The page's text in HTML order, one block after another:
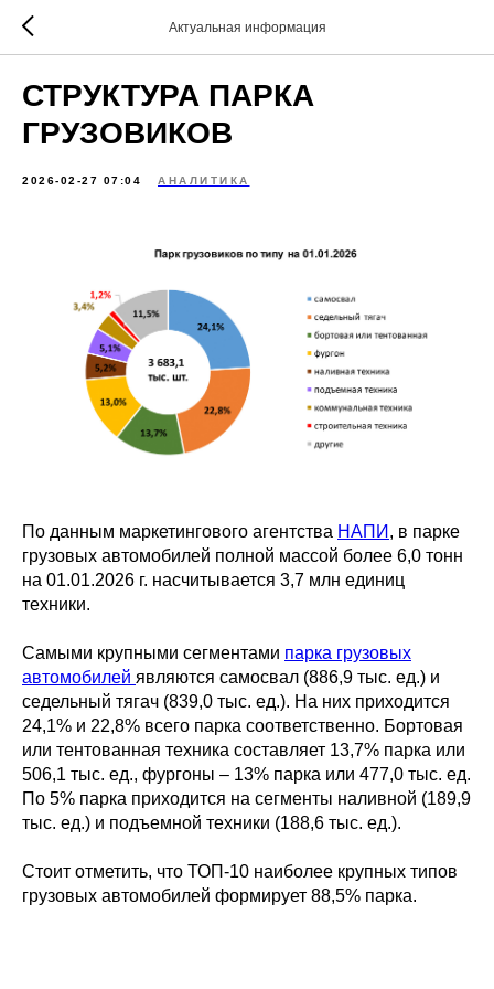
Актуальная информация
СТРУКТУРА ПАРКА
ГРУЗОВИКОВ
2026-02-27 07:04 АНАЛИТИКА
По данным маркетингового агентства НАПИ , в парке
грузовых автомобилей полной массой более 6,0 тонн
на 01.01.2026 г. насчитывается 3,7 млн единиц
техники.
Самыми крупными сегментами парка грузовых
автомобилей являются самосвал (886,9 тыс. ед.) и
седельный тягач (839,0 тыс. ед.). На них приходится
24,1% и 22,8% всего парка соответственно. Бортовая
или тентованная техника составляет 13,7% парка или
506,1 тыс. ед., фургоны – 13% парка или 477,0 тыс. ед.
По 5% парка приходится на сегменты наливной (189,9
тыс. ед.) и подъемной техники (188,6 тыс. ед.).
Стоит отметить, что ТОП-10 наиболее крупных типов
грузовых автомобилей формирует 88,5% парка.